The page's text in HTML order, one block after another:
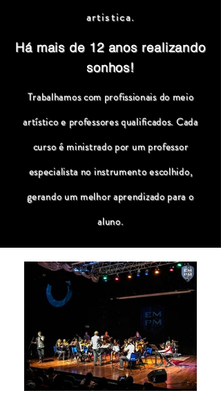
artistica.
Há mais de 12 anos realizando
sonhos!
Trabalhamos com profissionais do meio
artístico e professores qualificados. Cada
curso é ministrado por um professor
especialista no instrumento escolhido,
gerando um melhor aprendizado para o
aluno.